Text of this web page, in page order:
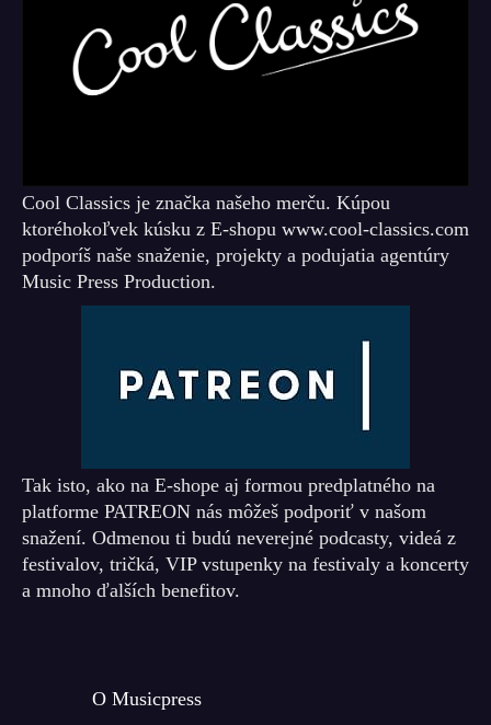
Cool Classics je značka našeho merču. Kúpou
ktoréhokoľvek kúsku z E-shopu www.cool-classics.com
podporíš naše snaženie, projekty a podujatia agentúry
Music Press Production.
Tak isto, ako na E-shope aj formou predplatného na
platforme PATREON nás môžeš podporiť v našom
snažení. Odmenou ti budú neverejné podcasty, videá z
festivalov, tričká, VIP vstupenky na festivaly a koncerty
a mnoho ďalších benefitov.
O Musicpress